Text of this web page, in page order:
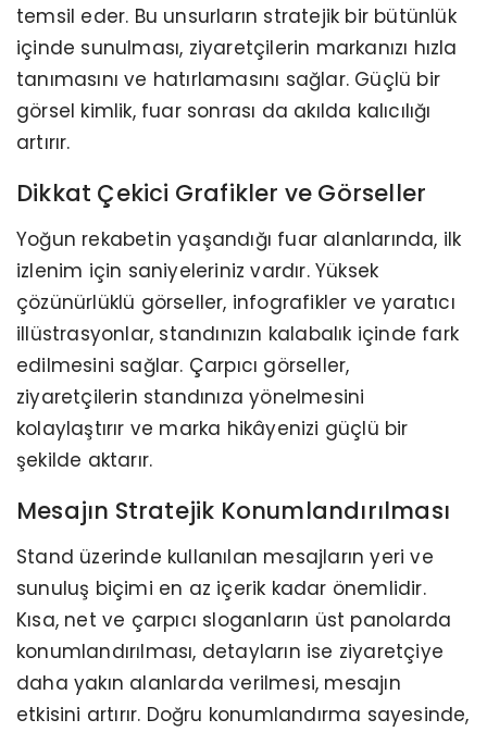
temsil eder. Bu unsurların stratejik bir bütünlük
içinde sunulması, ziyaretçilerin markanızı hızla
tanımasını ve hatırlamasını sağlar. Güçlü bir
görsel kimlik, fuar sonrası da akılda kalıcılığı
artırır.
Dikkat Çekici Grafikler ve Görseller
Yoğun rekabetin yaşandığı fuar alanlarında, ilk
izlenim için saniyeleriniz vardır. Yüksek
çözünürlüklü görseller, infografikler ve yaratıcı
illüstrasyonlar, standınızın kalabalık içinde fark
edilmesini sağlar. Çarpıcı görseller,
ziyaretçilerin standınıza yönelmesini
kolaylaştırır ve marka hikâyenizi güçlü bir
şekilde aktarır.
Mesajın Stratejik Konumlandırılması
Stand üzerinde kullanılan mesajların yeri ve
sunuluş biçimi en az içerik kadar önemlidir.
Kısa, net ve çarpıcı sloganların üst panolarda
konumlandırılması, detayların ise ziyaretçiye
daha yakın alanlarda verilmesi, mesajın
etkisini artırır. Doğru konumlandırma sayesinde,